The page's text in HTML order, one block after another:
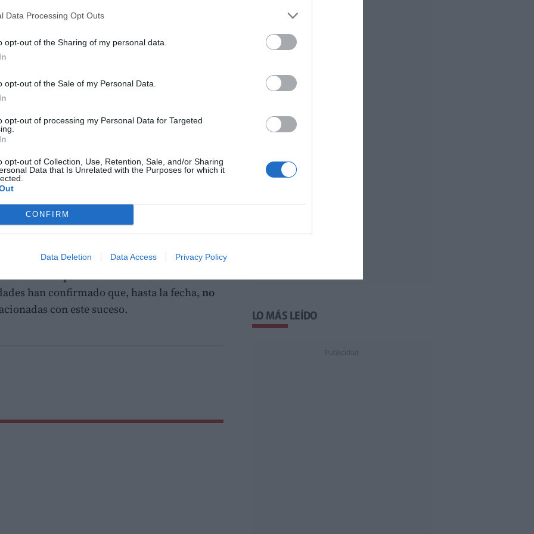
Data Processing Opt Outs
opt-out of the Sharing of my personal data.
opt-out of the Sale of my Personal Data.
opt-out of processing my Personal Data for Targeted
opt-out of Collection, Use, Retention, Sale, and/or Sharing
Data that Is Unrelated with the Purposes for which it
CONFIRM
Data Deletion Data Access Privacy Policy
pasado lunes en laavenida Blasco Ibáñez
fuentes de la Jefatura Superior de Policía de
de la1:00 horas de la madrugada
La víctima recibió una agresión
neumotórax. Debido a la proximidad del
de urgencia y atendido en el
basándose en los informes de los
de la herida torácica provocada por
y se encuentra estable.
de Homicidios se encuentran
tomando declaración a posibles testigos y
de la zona para identificar al autor o
han confirmado que, hasta la fecha, no
con este suceso. LO MÁS LEÍDO